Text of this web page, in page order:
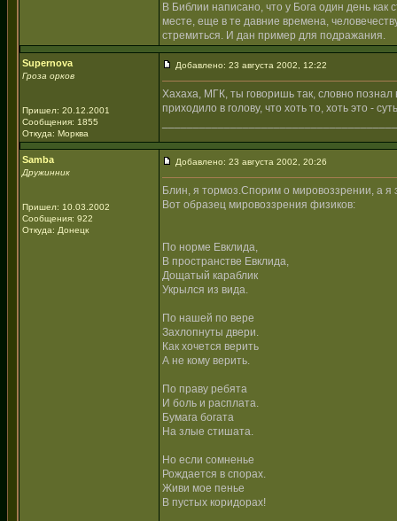
В Библии написано, что у Бога один день как
месте, еще в те давние времена,
стремиться. И дан пример для подражания.
Supernova
Гроза орков
Пришел: 20.12.2001
Сообщения: 1855
Откуда: Морква
Добавлено: 23 августа 2002, 12:22
Хахаха, МГК, ты говоришь так, словно
приходило в голову, что хоть то, хоть это -
Samba
Дружинник
Пришел: 10.03.2002
Сообщения: 922
Откуда: Донецк
Добавлено: 23 августа 2002, 20:26
Блин, я тормоз.Спорим о мировоззрении, а я
Вот образец мировоззрения физиков:
По норме Евклида,
В пространстве Евклида,
Дощатый караблик
Укрылся из вида.
По нашей по вере
Захлопнуты двери.
Как хочется верить
А не кому верить.
По праву ребята
И боль и расплата.
Бумага богата
На злые стишата.
Но если сомненье
Рождается в спорах.
Живи мое пенье
В пустых коридорах!